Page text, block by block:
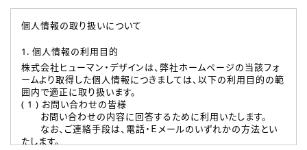
個人情報の取り扱いについて
1. 個人情報の利用目的
株式会社ヒューマン・デザインは、弊社ホームページの当該フォ
ームより取得した個人情報につきましては、以下の利用目的の範
囲内で適正に取り扱います。
( 1 ) お問い合わせの皆様
お問い合わせの内容に回答するために利用いたします。
なお、ご連絡手段は、電話・Ｅメールのいずれかの方法とい
たします。